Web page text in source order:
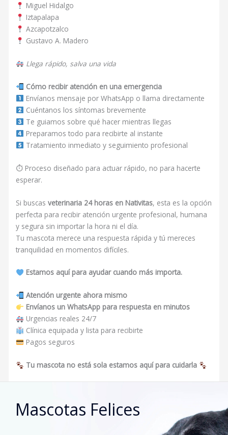
Miguel Hidalgo
Iztapalapa
Azcapotzalco
Gustavo A. Madero
Llega rápido, salva una vida
Cómo recibir atención en una emergencia
Envíanos mensaje por WhatsApp o llama directamente
Cuéntanos los síntomas brevemente
Te guiamos sobre qué hacer mientras llegas
Preparamos todo para recibirte al instante
Tratamiento inmediato y seguimiento profesional
⏱ Proceso diseñado para actuar rápido, no para hacerte
esperar.
Si buscasveterinaria 24 horas en Nativitas, esta es la opción
perfecta para recibir atención urgente profesional, humana
y segura sin importar la hora ni el día.
Tu mascota merece una respuesta rápida y tú mereces
tranquilidad en momentos difíciles.
Estamos aquí para ayudar cuando más importa.
Atención urgente ahora mismo
Envíanos un WhatsApp para respuesta en minutos
Urgencias reales 24/7
Clínica equipada y lista para recibirte
Pagos seguros
Tu mascota no está sola estamos aquí para cuidarla
Mascotas Felices